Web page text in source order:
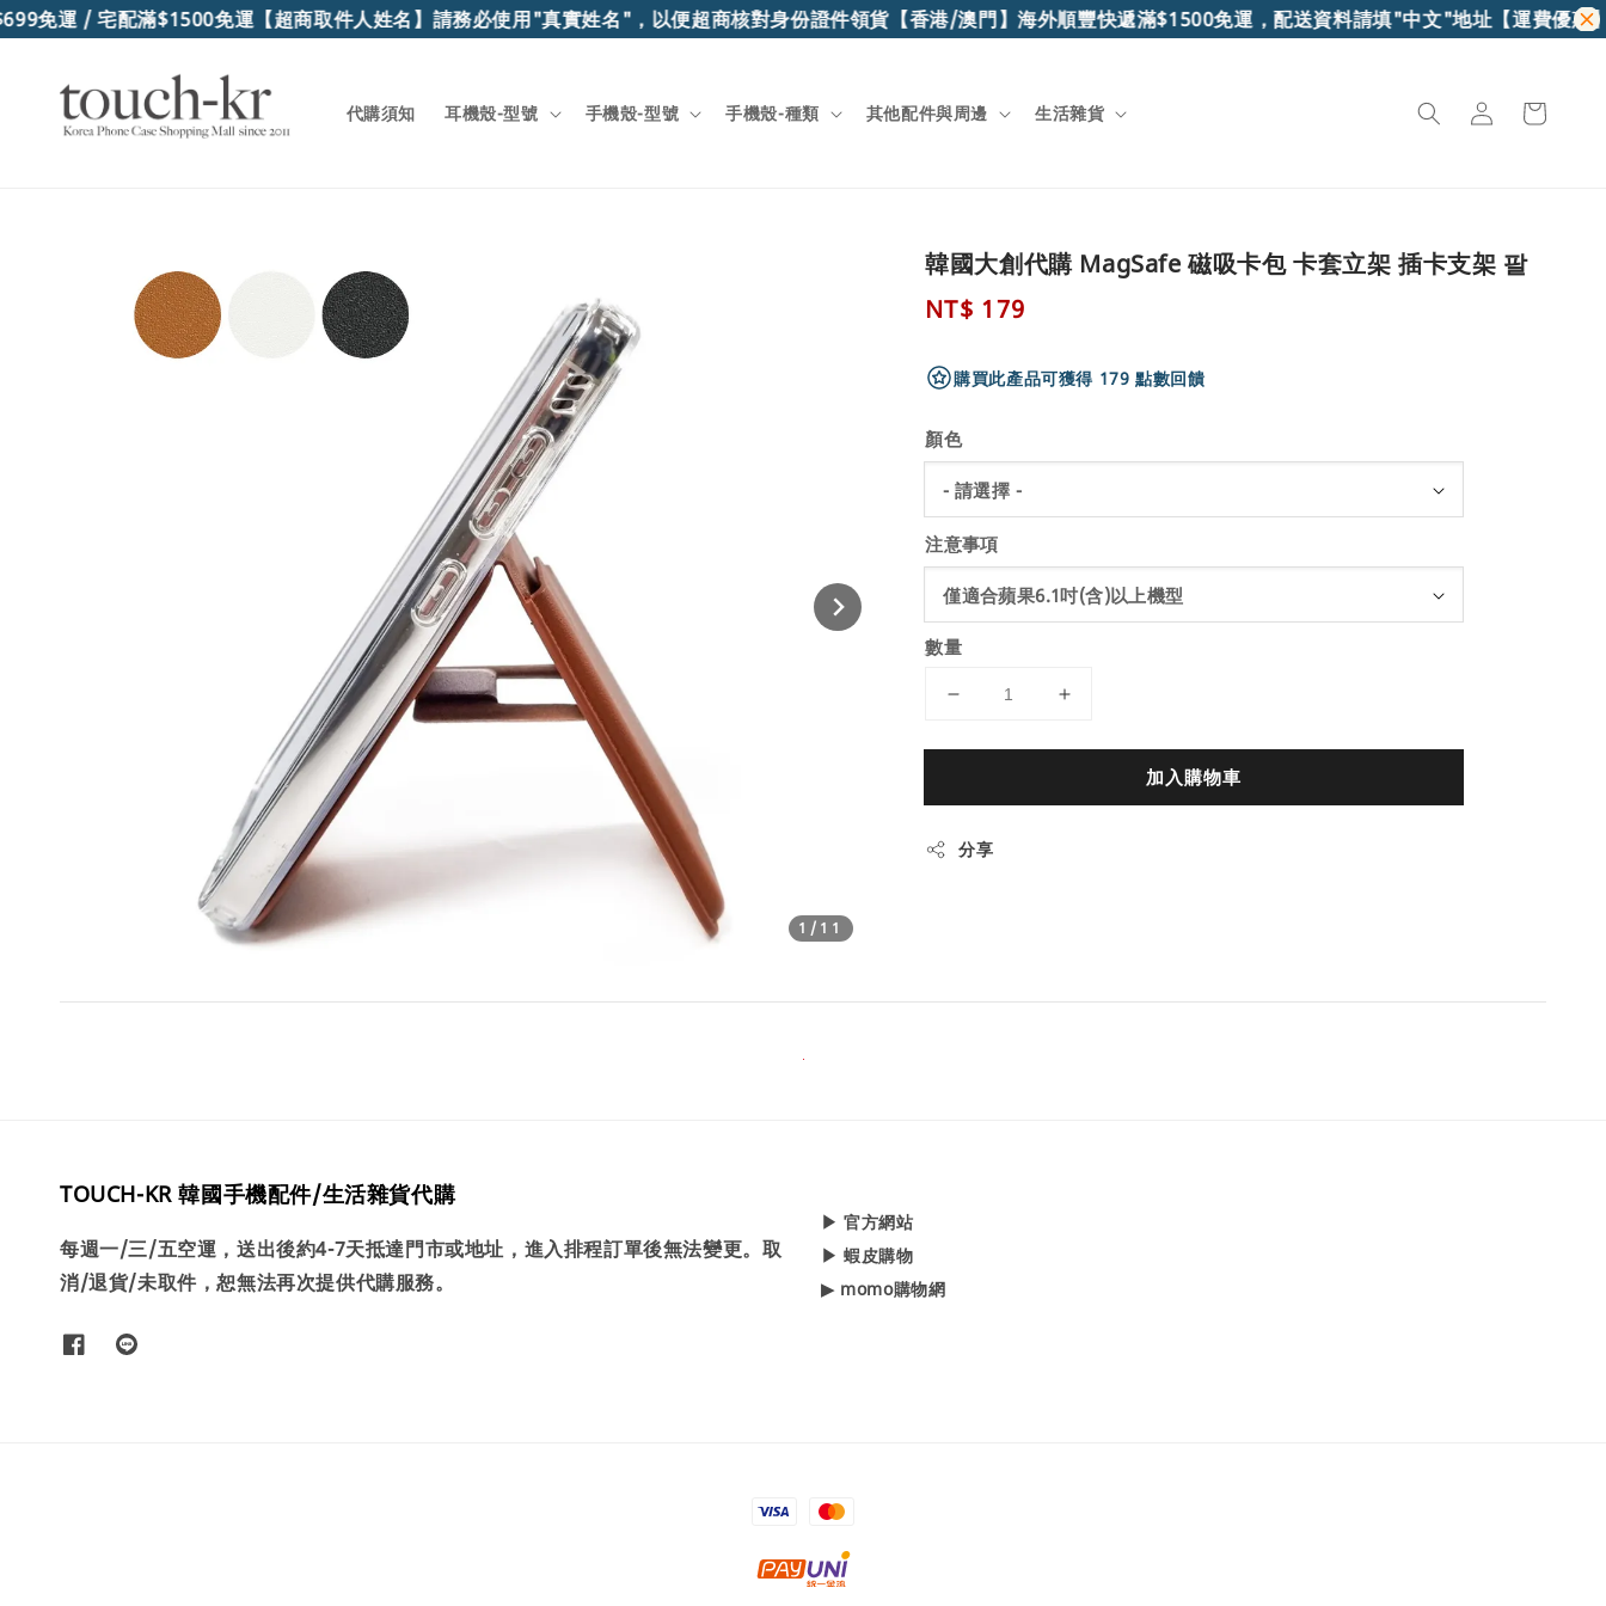
免運 / 宅配滿$1500免運【超商取件人姓名】請務必使用"真實姓名"，以便超商核對身份證件領貨【香港/澳門】海外順豐快遞滿$1500免運，配送資料請填"中文"地址【運費優惠
代購須知 耳機殼-型號 手機殼-型號 手機殼-種類 其他配件與周邊 生活雜貨
1 /11
韓國大創代購 MagSafe 磁吸卡包 卡套立架 插卡支架 팔
Regular
NT$ 179
購買此產品可獲得 179 點數回饋
顏色
注意事項
數量
加入購物車
分享
TOUCH-KR 韓國手機配件/生活雜貨代購
每週一/三/五空運，送出後約4-7天抵達門市或地址，進入排程訂單後無法變更。取
消/退貨/未取件，恕無法再次提供代購服務。
▶ 官方網站
▶ 蝦皮購物
▶ momo購物網